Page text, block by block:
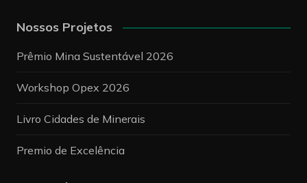
Nossos Projetos
Prêmio Mina Sustentável 2026
Workshop Opex 2026
Livro Cidades de Minerais
Premio de Excelência